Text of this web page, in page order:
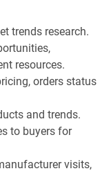
trends research.
resources.
orders status
and trends.
to buyers for
visits,